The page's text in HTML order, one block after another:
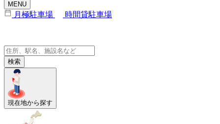
MENU
月極駐車場 時間貸駐車場
検索
現在地から探す